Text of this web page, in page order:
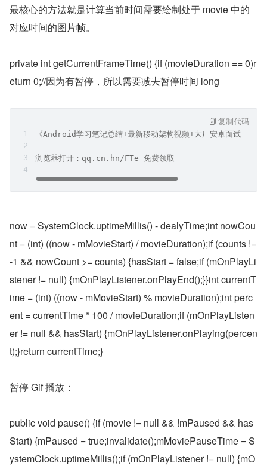
最核心的方法就是计算当前时间需要绘制处于 movie 中的
对应时间的图片帧。
private int getCurrentFrameTime() {if (movieDuration == 0)r
eturn 0;//因为有暂停，所以需要减去暂停时间 long
《Android学习笔记总结+最新移动架构视频+大厂安卓面试真题+
浏览器打开：qq.cn.hn/FTe 免费领取
复制代码
now = SystemClock.uptimeMillis() - dealyTime;int nowCou
nt = (int) ((now - mMovieStart) / movieDuration);if (counts !=
-1 && nowCount >= counts) {hasStart = false;if (mOnPlayLi
stener != null) {mOnPlayListener.onPlayEnd();}}int currentT
ime = (int) ((now - mMovieStart) % movieDuration);int perc
ent = currentTime * 100 / movieDuration;if (mOnPlayListen
er != null && hasStart) {mOnPlayListener.onPlaying(percen
t);}return currentTime;}
暂停 Gif 播放：
public void pause() {if (movie != null && !mPaused && has
Start) {mPaused = true;invalidate();mMoviePauseTime = S
ystemClock.uptimeMillis();if (mOnPlayListener != null) {mO